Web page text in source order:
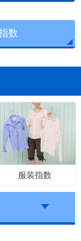
数
服装指数